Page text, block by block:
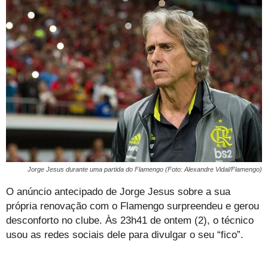
Jorge Jesus durante uma partida do Flamengo (Foto: Alexandre Vidal/Flamengo)
O anúncio antecipado de Jorge Jesus sobre a sua
própria renovação com o Flamengo surpreendeu e gerou
desconforto no clube. Às 23h41 de ontem (2), o técnico
usou as redes sociais dele para divulgar o seu “fico”.